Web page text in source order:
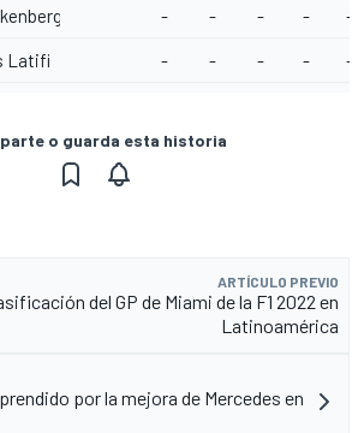
- - - - -
Latifi - - - - -
o guarda esta historia
ARTÍCULO PREVIO
del GP de Miami de la F1 2022 en
Latinoamérica
por la mejora de Mercedes en